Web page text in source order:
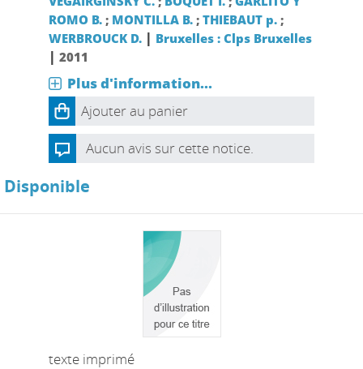
ROMO B.; MONTILLA B.; THIEBAUT p.;
WERBROUCK D. | Bruxelles : Clps Bruxelles
| 2011
Plus d'information...
Ajouter au panier
Aucun avis sur cette notice.
Disponible
texte imprimé